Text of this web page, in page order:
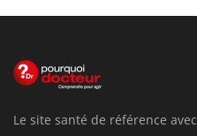
Le site santé de référence